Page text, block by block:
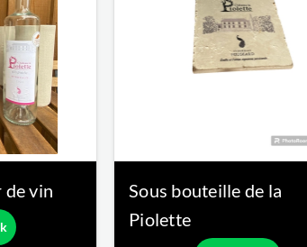
de vin
Sous bouteille de la
Piolette